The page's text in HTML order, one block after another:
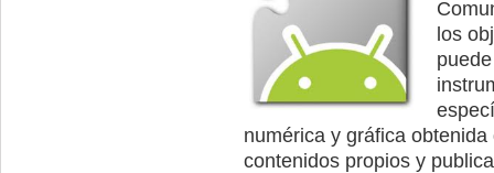
los
numérica y gráfica
contenidos propios y